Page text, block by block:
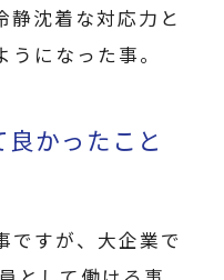
静沈着な対応力と
になった事。
かったこと
ですが、大企業で